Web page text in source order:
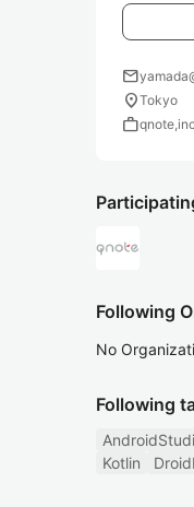
mail
location_onTokyo
work
Following
No
Following
Kotlin